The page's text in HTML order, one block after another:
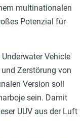
multinationalen
Potenzial für
Vehicle
Zerstörung von
Version soll
sein. Damit
UUV aus der Luft